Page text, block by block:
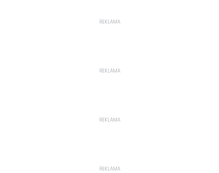
REKLAMA
REKLAMA
REKLAMA
REKLAMA